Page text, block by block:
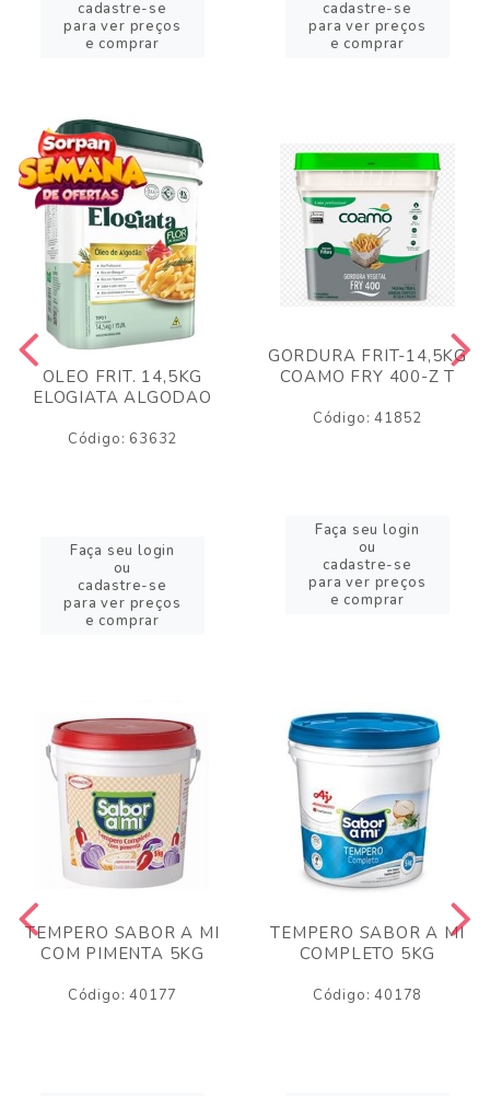
cadastre-se
para ver preços
e comprar
cadastre-se
para ver preços
e comprar
OLEO FRIT. 14,5KG
ELOGIATA ALGODAO
Código: 63632
Faça seu login
ou
cadastre-se
para ver preços
e comprar
GORDURA FRIT-14,5KG
COAMO FRY 400-Z T
Código: 41852
Faça seu login
ou
cadastre-se
para ver preços
e comprar
TEMPERO SABOR A MI
COM PIMENTA 5KG
Código: 40177
TEMPERO SABOR A MI
COMPLETO 5KG
Código: 40178